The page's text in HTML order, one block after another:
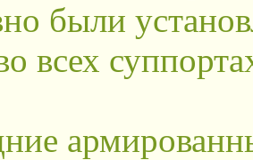
были
всех